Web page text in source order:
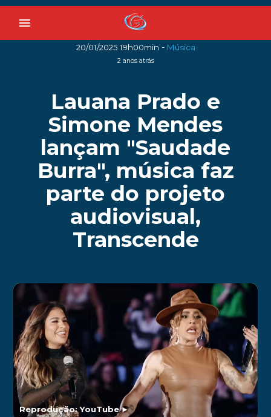
menu
20/01/2025 19h00min - Música
2 anos atrás
Lauana Prado e
Simone Mendes
lançam "Saudade
Burra", música faz
parte do projeto
audiovisual,
Transcende
Reprodução: YouTube►